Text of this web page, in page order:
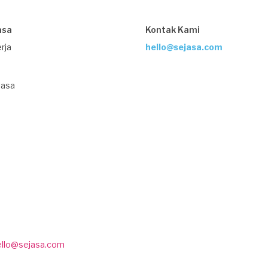
Kontak Kami
hello@sejasa.com